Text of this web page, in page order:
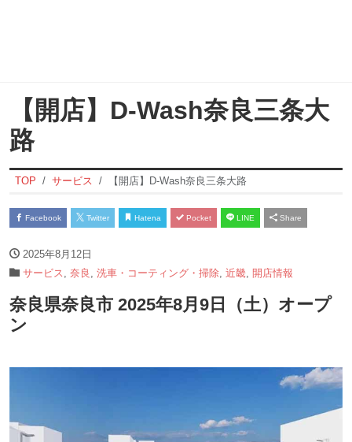
【開店】D-Wash奈良三条大
路
TOP サービス 【開店】D-Wash奈良三条大路
Facebook Twitter Hatena Pocket LINE Share
2025年8月12日
サービス
奈良 洗車・コーティング・掃除 近畿 開店情報
奈良県奈良市 2025年8月9日（土）オープ
ン